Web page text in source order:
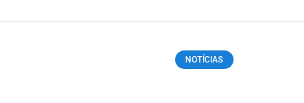
NOTÍCIAS